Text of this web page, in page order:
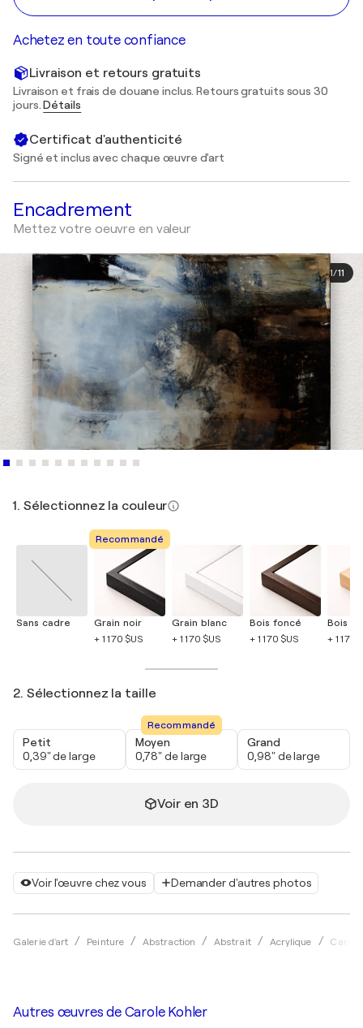
Voir l'œuvre chez vous Demander d'autres photos
Galerie d'art Peinture Abstraction Abstrait Acrylique Carole
Achetez en toute confiance
Livraison et retours gratuits
Livraison et frais de douane inclus. Retours gratuits sous 30
jours.Détails
Certificat d'authenticité
Signé et inclus avec chaque œuvre d'art
Encadrement
Mettez votre oeuvre en valeur
1/11
1. Sélectionnez la couleur
Sans cadre
Recommandé
Grain noir
+ 1 170 $US
Grain blanc
+ 1 170 $US
Bois foncé
+ 1 170 $US
Bois
+ 1 170
2. Sélectionnez la taille
Petit
0,39" de large
Recommandé
Moyen
0,78" de large
Grand
0,98" de large
Voir en 3D
Autres œuvres de Carole Kohler